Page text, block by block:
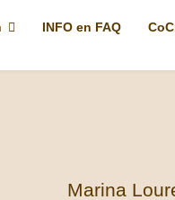
INFO en FAQ